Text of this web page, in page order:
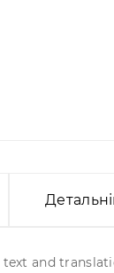
and